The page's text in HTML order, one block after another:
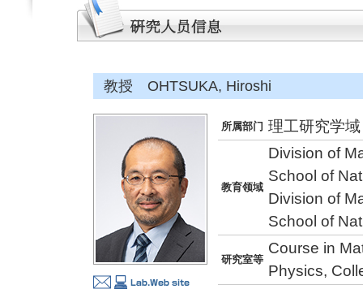
教授 OHTSUKA, Hiroshi
所属部门 理工研究学
教育领域
Division of
School of
Division of
School of
研究室等
Course in
Physics,